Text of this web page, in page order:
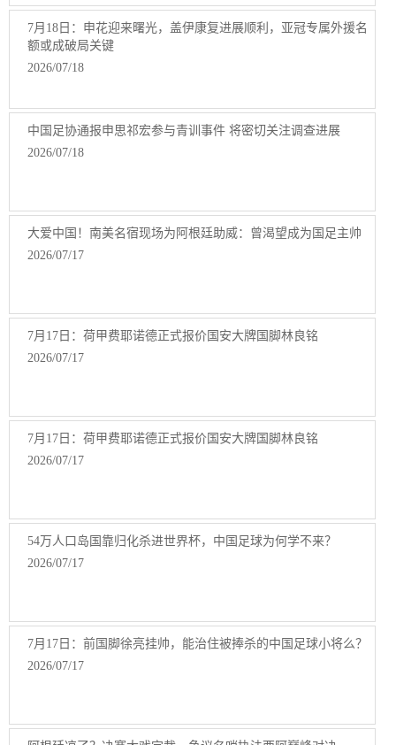
7月18日：申花迎来曙光，盖伊康复进展顺利，亚冠专属外援名
额或成破局关键
2026/07/18
中国足协通报申思祁宏参与青训事件 将密切关注调查进展
2026/07/18
大爱中国！南美名宿现场为阿根廷助威：曾渴望成为国足主帅
2026/07/17
7月17日：荷甲费耶诺德正式报价国安大牌国脚林良铭
2026/07/17
7月17日：荷甲费耶诺德正式报价国安大牌国脚林良铭
2026/07/17
54万人口岛国靠归化杀进世界杯，中国足球为何学不来？
2026/07/17
7月17日：前国脚徐亮挂帅，能治住被捧杀的中国足球小将么？
2026/07/17